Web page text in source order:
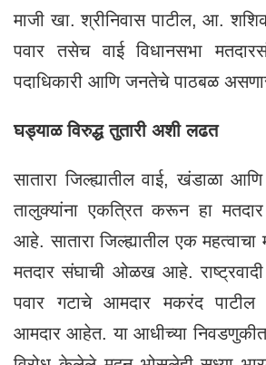
माजी खा. श्रीनिवास पाटील, आ.
पवार तसेच वाई विधानसभा
पदाधिकारी आणि जनतेचे पाठबळ
घड्याळ विरुद्ध तुतारी अशी लढत
सातारा जिल्ह्यातील वाई, खंडाळा
तालुक्यांना एकत्रित करून हा
आहे. सातारा जिल्ह्यातील एक
मतदार संघाची ओळख आहे.
पवार गटाचे आमदार मकरंद पाटील
आमदार आहेत. या आधीच्या निवडणुकीत